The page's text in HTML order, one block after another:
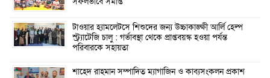
টাওয়ার হ্যামলেটসে শিশুদের জন্য উচ্চাকাঙ্ক্ষী আর্লি হেল্প
স্ট্র্যাটেজি চালু : গর্ভাবস্থা থেকে প্রাপ্তবয়স্ক হওয়া পর্যন্ত
পরিবারকে সহায়তা
শাহেদ রাহমান সম্পাদিত ম্যাগাজিন ও কাব্যসংকলন প্রকাশ